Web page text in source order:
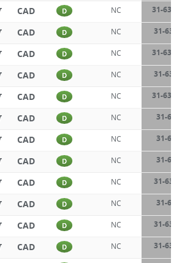
CAD D NC 31-632-
CAD D NC 31-
CAD D NC 31-632-
CAD D NC 31-
CAD D NC 31-632-
CAD D NC 31-
CAD D NC 31-
CAD D NC 31-
CAD D NC 31-
CAD D NC 31-
CAD D NC 31-
CAD D NC 31-